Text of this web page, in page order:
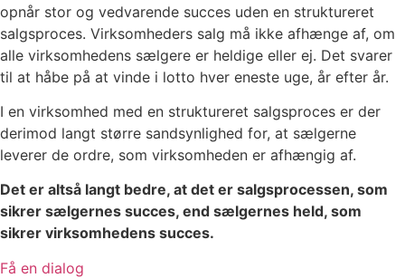
opnår stor og vedvarende succes uden en struktureret
salgsproces. Virksomheders salg må ikke afhænge af, om
alle virksomhedens sælgere er heldige eller ej. Det svarer
til at håbe på at vinde i lotto hver eneste uge, år efter år.
I en virksomhed med en struktureret salgsproces er der
derimod langt større sandsynlighed for, at sælgerne
leverer de ordre, som virksomheden er afhængig af.
Det er altså langt bedre, at det er salgsprocessen, som
sikrer sælgernes succes, end sælgernes held, som
sikrer virksomhedens succes.
Få en dialog